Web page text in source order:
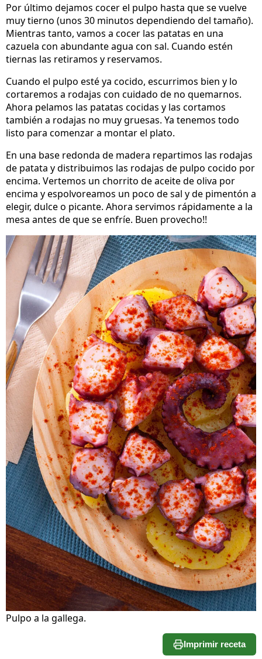
Por último dejamos cocer el pulpo hasta que se vuelve
muy tierno (unos 30 minutos dependiendo del tamaño).
Mientras tanto, vamos a cocer las patatas en una
cazuela con abundante agua con sal. Cuando estén
tiernas las retiramos y reservamos.
Cuando el pulpo esté ya cocido, escurrimos bien y lo
cortaremos a rodajas con cuidado de no quemarnos.
Ahora pelamos las patatas cocidas y las cortamos
también a rodajas no muy gruesas. Ya tenemos todo
listo para comenzar a montar el plato.
En una base redonda de madera repartimos las rodajas
de patata y distribuimos las rodajas de pulpo cocido por
encima. Vertemos un chorrito de aceite de oliva por
encima y espolvoreamos un poco de sal y de pimentón a
elegir, dulce o picante. Ahora servimos rápidamente a la
mesa antes de que se enfríe. Buen provecho!!
Pulpo a la gallega.
Imprimir receta